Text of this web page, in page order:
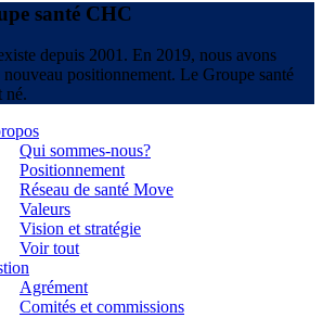
santé CHC
depuis 2001. En 2019, nous avons
nouveau positionnement. Le Groupe santé
né.
Qui sommes-nous?
Positionnement
Réseau de santé Move
Valeurs
Vision et stratégie
Voir tout
Agrément
Comités et commissions